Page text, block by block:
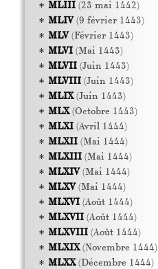
MLIII(23 mai 1442)
MLIV(9 février 1443)
MLV(Février 1443)
MLVI(Mai 1443)
MLVII(Juin 1443)
MLVIII(Juin 1443)
MLIX(Juin 1443)
MLX(Octobre 1443)
MLXI(Avril 1444)
MLXII(Mai 1444)
MLXIII(Mai 1444)
MLXIV(Mai 1444)
MLXV(Mai 1444)
MLXVI(Août 1444)
MLXVII(Août 1444)
MLXVIII(Août 1444)
MLXIX(Novembre 1444)
MLXX(Décembre 1444)